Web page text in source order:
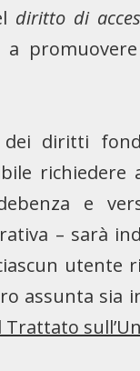
diritto di
diritti
richiedere
e
– sarà
utente
assunta sia